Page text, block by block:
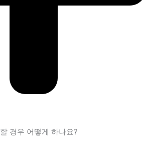
경우 어떻게 하나요?